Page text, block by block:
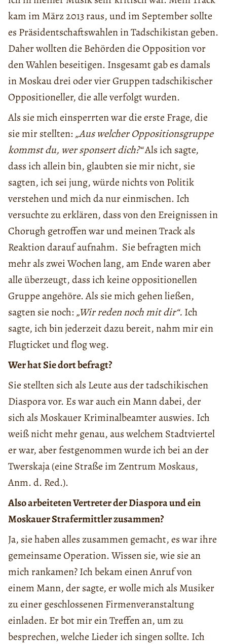
kam im März 2013 raus, und im September sollte
es Präsidentschaftswahlen in Tadschikistan geben.
Daher wollten die Behörden die Opposition vor
den Wahlen beseitigen. Insgesamt gab es damals
in Moskau drei oder vier Gruppen tadschikischer
Oppositioneller, die alle verfolgt wurden.
Als sie mich einsperrten war die erste Frage, die
sie mir stellten: „Aus welcher Oppositionsgruppe
kommst du, wer sponsert dich?“Als ich sagte,
dass ich allein bin, glaubten sie mir nicht, sie
sagten, ich sei jung, würde nichts von Politik
verstehen und mich da nur einmischen. Ich
versuchte zu erklären, dass von den Ereignissen in
Chorugh getroffen war und meinen Track als
Reaktion darauf aufnahm. Sie befragten mich
mehr als zwei Wochen lang, am Ende waren aber
alle überzeugt, dass ich keine oppositionellen
Gruppe angehöre. Als sie mich gehen ließen,
sagten sie noch: „Wir reden noch mit dir“. Ich
sagte, ich bin jederzeit dazu bereit, nahm mir ein
Flugticket und flog weg.
Wer hat Sie dort befragt?
Sie stellten sich als Leute aus der tadschikischen
Diaspora vor. Es war auch ein Mann dabei, der
sich als Moskauer Kriminalbeamter auswies. Ich
weiß nicht mehr genau, aus welchem Stadtviertel
er war, aber festgenommen wurde ich bei an der
Twerskaja (eine Straße im Zentrum Moskaus,
Anm. d. Red.).
Also arbeiteten Vertreter der Diaspora und ein
Moskauer Strafermittler zusammen?
Ja, sie haben alles zusammen gemacht, es war ihre
gemeinsame Operation. Wissen sie, wie sie an
mich rankamen? Ich bekam einen Anruf von
einem Mann, der sagte, er wolle mich als Musiker
zu einer geschlossenen Firmenveranstaltung
einladen. Er bot mir ein Treffen an, um zu
besprechen, welche Lieder ich singen sollte. Ich